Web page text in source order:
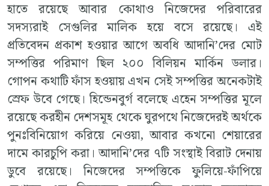
হাতে রয়েছে আবার কোথাও নিজেদের পরিবারের
সদস্যরাই সেগুলির মালিক হয়ে বসে রয়েছে। এই
প্রতিবেদন প্রকাশ হওয়ার আগে অবধি আদানি’দের মোট
সম্পত্তির পরিমাণ ছিল ২০০ বিলিয়ন মার্কিন ডলার।
গোপন কথাটি ফাঁস হওয়ায় এখন সেই সম্পত্তির অনেকটাই
স্রেফ উবে গেছে। হিন্ডেনবুর্গ বলেছে এহেন সম্পত্তির মূলে
রয়েছে করহীন দেশসমূহ থেকে ঘুরপথে নিজেদেরই অর্থকে
পুনঃবিনিয়োগ করিয়ে নেওয়া, আবার কখনো শেয়ারের
দামে কারচুপি করা। আদানি’দের ৭টি সংস্থাই বিরাট দেনায়
ডুবে রয়েছে। নিজেদের সম্পত্তিকে ফুলিয়ে-ফাঁপিয়ে